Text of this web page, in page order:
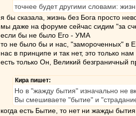
точнее будет другими словами:
я бы сказала, жизнь без Бога просто
мы даже на форуме сейчас сидим "за
если бы не было Его - УМА
то не было бы и нас, "замороченных" в
нас в принципе и так нет, это только
есть только Он, Великий безграничный
Кира пишет:
Но в "жажду бытия" изначально не
Вы смешиваете "бытие" и
когда есть Бытие, то нет ни жажды